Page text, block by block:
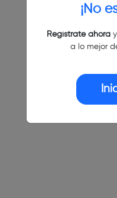
¡No
Regístrate ahoray
a lo mejor